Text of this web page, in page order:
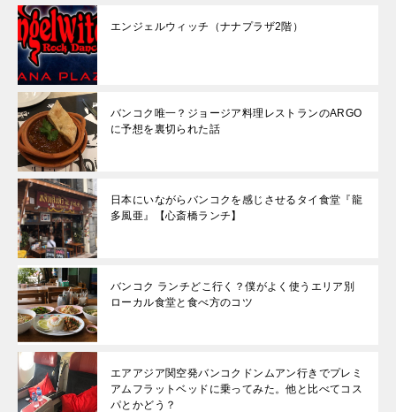
エンジェルウィッチ（ナナプラザ2階）
バンコク唯一？ジョージア料理レストランのARGO
に予想を裏切られた話
日本にいながらバンコクを感じさせるタイ食堂『龍
多風亜』【心斎橋ランチ】
バンコク ランチどこ行く？僕がよく使うエリア別
ローカル食堂と食べ方のコツ
エアアジア関空発バンコクドンムアン行きでプレミ
アムフラットベッドに乗ってみた。他と比べてコス
パとかどう？